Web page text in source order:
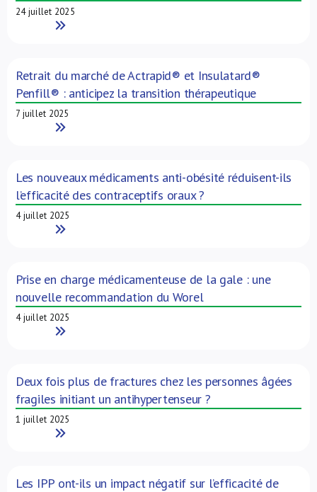
24 juillet 2025
Read More
Retrait du marché de Actrapid® et Insulatard®
Penfill® : anticipez la transition thérapeutique
7 juillet 2025
Read More
Les nouveaux médicaments anti-obésité réduisent-ils
l’efficacité des contraceptifs oraux ?
4 juillet 2025
Read More
Prise en charge médicamenteuse de la gale : une
nouvelle recommandation du Worel
4 juillet 2025
Read More
Deux fois plus de fractures chez les personnes âgées
fragiles initiant un antihypertenseur ?
1 juillet 2025
Read More
Les IPP ont-ils un impact négatif sur l’efficacité de